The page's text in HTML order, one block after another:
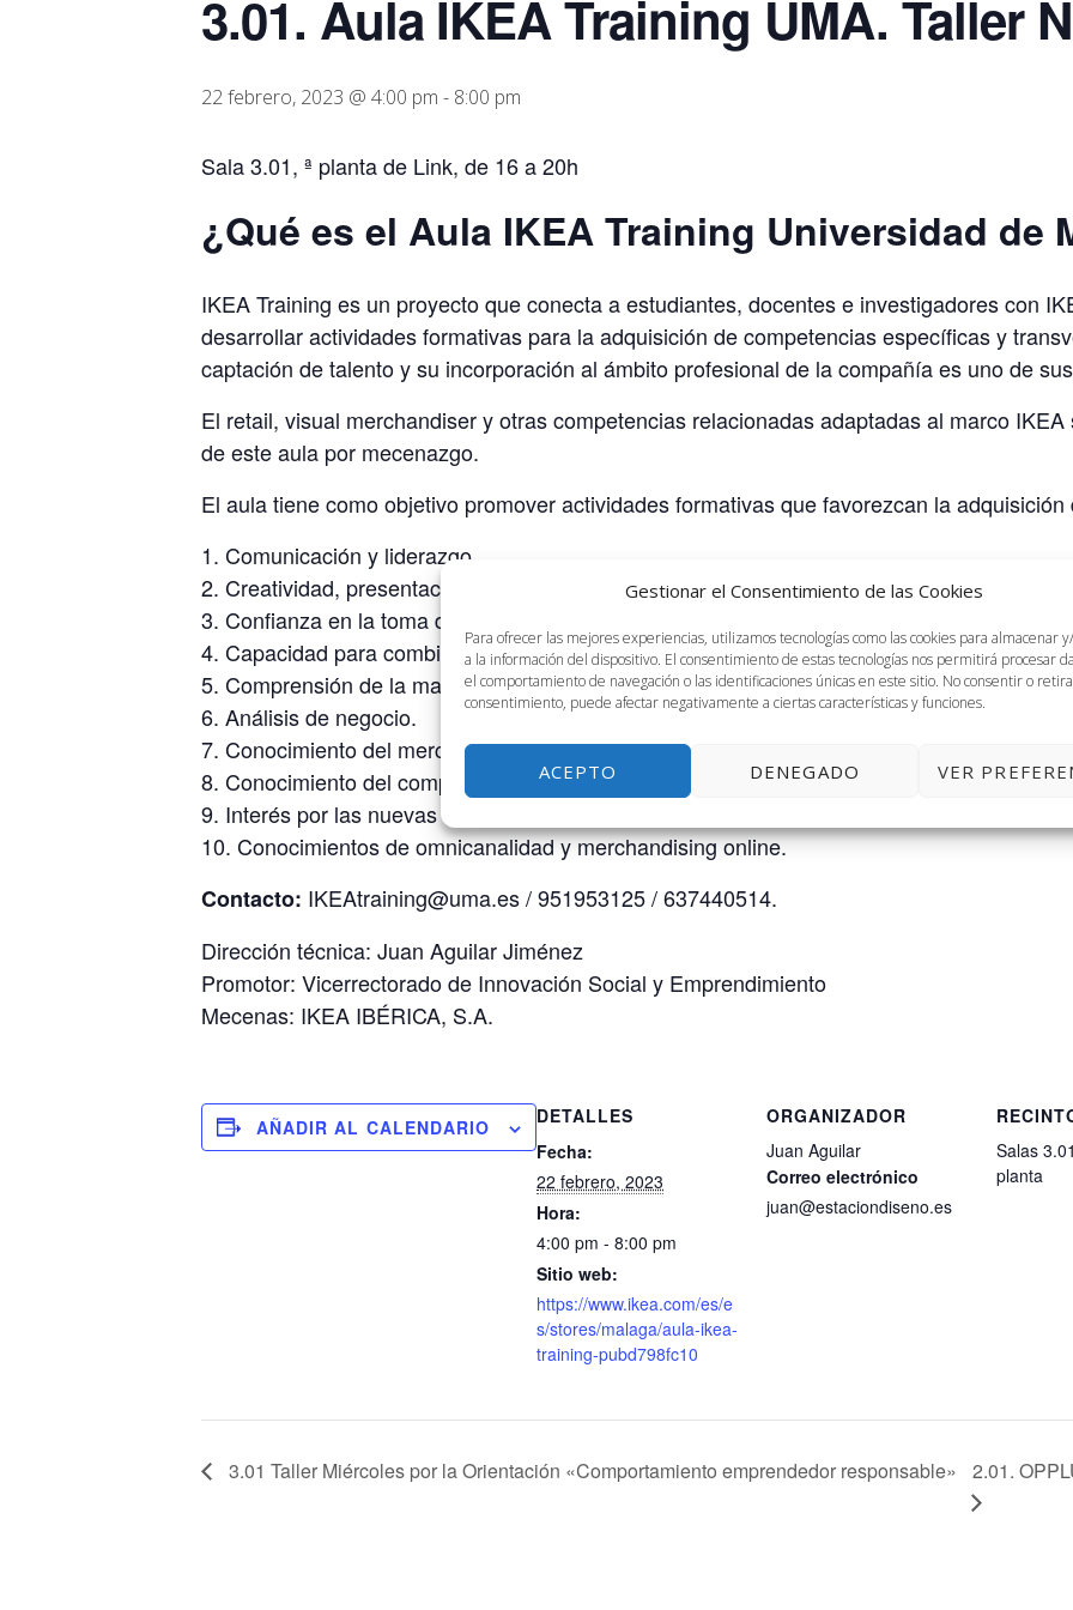
Gestionar el Consentimiento de las Cookies
Para ofrecer las mejores experiencias, utilizamos tecnologías como las cookies para almacenar
a la información del dispositivo. El consentimiento de estas tecnologías nos permitirá procesar
el comportamiento de navegación o las identificaciones únicas en este sitio. No consentir o
consentimiento, puede afectar negativamente a ciertas características y funciones.
ACEPTO DENEGADO VER
3.01. Aula IKEA Training UMA. Taller
22 febrero, 2023 @ 4:00 pm - 8:00 pm
Sala 3.01, ª planta de Link, de 16 a 20h
¿Qué es el Aula IKEA Training Universidad de
IKEA Training es un proyecto que conecta a estudiantes, docentes e investigadores con
desarrollar actividades formativas para la adquisición de competencias específicas y
captación de talento y su incorporación al ámbito profesional de la compañía es uno de
El retail, visual merchandiser y otras competencias relacionadas adaptadas al marco
de este aula por mecenazgo.
El aula tiene como objetivo promover actividades formativas que favorezcan la
1. Comunicación y liderazgo.
2. Creatividad, presentación de nuevas ideas y proyectos.
3. Confianza en la toma de decisiones.
4. Capacidad para combinar en la práctica prioridades comerciales y estéticas.
5. Comprensión de la marca.
6. Análisis de negocio.
7. Conocimiento del mercado local.
8. Conocimiento del comportamiento de compra y hábitos de consumo.
9. Interés por las nuevas tendencias en interiorismo.
10. Conocimientos de omnicanalidad y merchandising online.
Contacto: IKEAtraining@uma.es / 951953125 / 637440514.
Dirección técnica: Juan Aguilar Jiménez
Promotor: Vicerrectorado de Innovación Social y Emprendimiento
Mecenas: IKEA IBÉRICA, S.A.
AÑADIR AL CALENDARIO
DETALLES
Fecha:
22 febrero, 2023
Hora:
4:00 pm - 8:00 pm
Sitio web:
https://www.ikea.com/es/e
s/stores/malaga/aula-ikea-
training-pubd798fc10
ORGANIZADOR
Juan Aguilar
Correo electrónico
juan@estaciondiseno.es
Salas
planta
3.01 Taller Miércoles por la Orientación «Comportamiento emprendedor responsable» 2.01.